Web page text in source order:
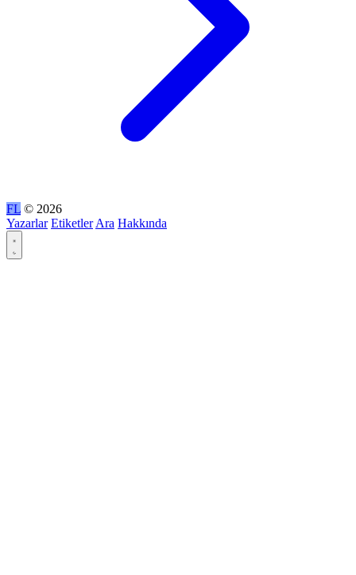
FL © 2026
Yazarlar Etiketler Ara Hakkında